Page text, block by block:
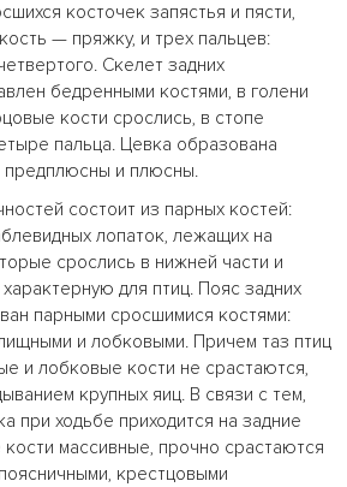
косточек запястья и пясти,
— пряжку, и трех пальцев:
Скелет задних
бедренными костями, в голени
кости срослись, в стопе
пальца. Цевка образована
предплюсны и плюсны.
состоит из парных костей:
лопаток, лежащих на
срослись в нижней части и
для птиц. Пояс задних
парными сросшимися костями:
и лобковыми. Причем таз птиц
и лобковые кости не срастаются,
крупных яиц. В связи с тем,
при ходьбе приходится на задние
массивные, прочно срастаются
крестцовыми